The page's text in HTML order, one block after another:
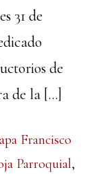
31 de
de
de la […]
Francisco
Parroquial,